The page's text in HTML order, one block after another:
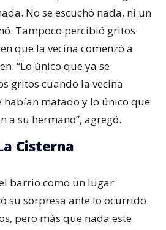
No se escuchó nada, ni un
Tampoco percibió gritos
que la vecina comenzó a
“Lo único que ya se
gritos cuando la vecina
habían matado y lo único que
a su hermano”, agregó.
Cisterna
barrio como un lugar
su sorpresa ante lo ocurrido.
pero más que nada este